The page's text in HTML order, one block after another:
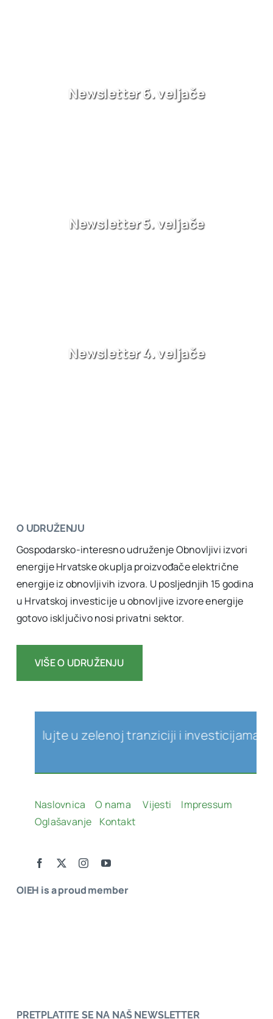
Newsletter 6. veljače
Newsletter 5. veljače
Newsletter 4. veljače
O UDRUŽENJU
Gospodarsko-interesno udruženje Obnovljivi izvori
energije Hrvatske okuplja proizvođače električne
energije iz obnovljivih izvora. U posljednjih 15 godina
u Hrvatskoj investicije u obnovljive izvore energije
gotovo isključivo nosi privatni sektor.
VIŠE O UDRUŽENJU
OIEH is a proud member
PRETPLATITE SE NA NAŠ NEWSLETTER
u zelenoj tranziciji i investicijama u
Naslovnica O nama Vijesti
Impressum
Oglašavanje
Kontakt